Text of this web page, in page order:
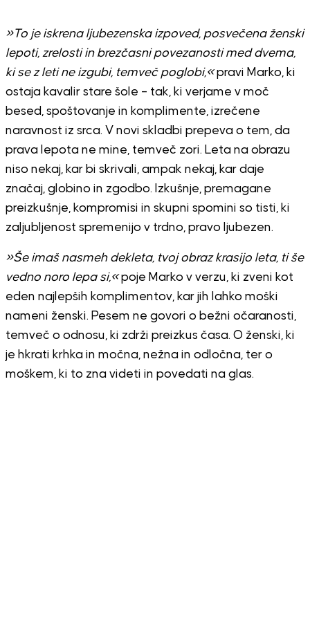
»To je iskrena ljubezenska izpoved, posvečena ženski
lepoti, zrelosti in brezčasni povezanosti med dvema,
ki se z leti ne izgubi, temveč poglobi,«pravi Marko, ki
ostaja kavalir stare šole – tak, ki verjame v moč
besed, spoštovanje in komplimente, izrečene
naravnost iz srca. V novi skladbi prepeva o tem, da
prava lepota ne mine, temveč zori. Leta na obrazu
niso nekaj, kar bi skrivali, ampak nekaj, kar daje
značaj, globino in zgodbo. Izkušnje, premagane
preizkušnje, kompromisi in skupni spomini so tisti, ki
zaljubljenost spremenijo v trdno, pravo ljubezen.
»Še imaš nasmeh dekleta, tvoj obraz krasijo leta, ti še
vedno noro lepa si,«poje Marko v verzu, ki zveni kot
eden najlepših komplimentov, kar jih lahko moški
nameni ženski. Pesem ne govori o bežni očaranosti,
temveč o odnosu, ki zdrži preizkus časa. O ženski, ki
je hkrati krhka in močna, nežna in odločna, ter o
moškem, ki to zna videti in povedati na glas.